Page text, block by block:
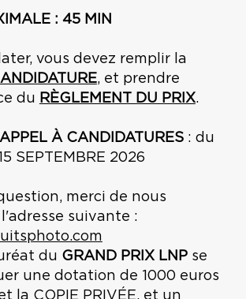
: 45 MIN
vous devez remplir la
, et prendre
du RÈGLEMENT DU PRIX.
À CANDIDATURES: du
SEPTEMBRE 2026
merci de nous
suivante :
du GRAND PRIX LNPse
une dotation de 1000 euros
la COPIE PRIVÉE, et un